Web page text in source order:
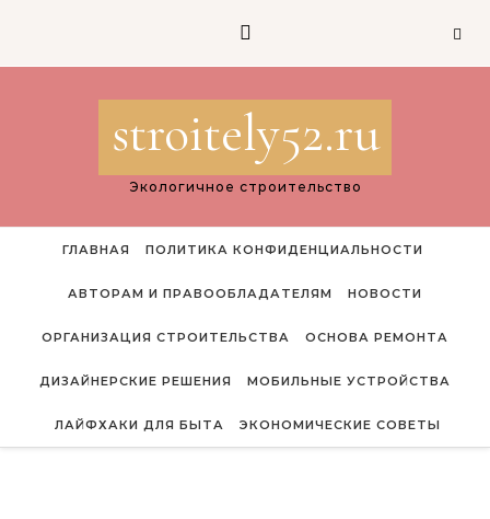
stroitely52.ru
Экологичное строительство
ГЛАВНАЯ ПОЛИТИКА КОНФИДЕНЦИАЛЬНОСТИ
АВТОРАМ И ПРАВООБЛАДАТЕЛЯМ НОВОСТИ
ОРГАНИЗАЦИЯ СТРОИТЕЛЬСТВА ОСНОВА РЕМОНТА
ДИЗАЙНЕРСКИЕ РЕШЕНИЯ МОБИЛЬНЫЕ УСТРОЙСТВА
ЛАЙФХАКИ ДЛЯ БЫТА ЭКОНОМИЧЕСКИЕ СОВЕТЫ